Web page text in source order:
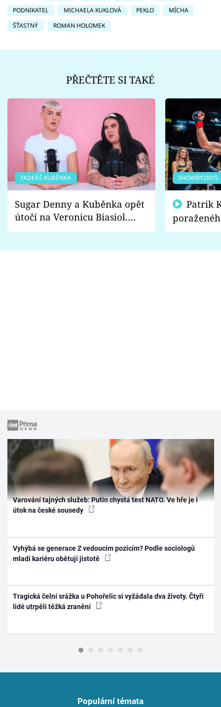
PODNIKATEL
MICHAELA KUKLOVÁ PEKLO
MÍCHA
ŠŤASTNÝ
ROMAN HOLOMEK
PŘEČTĚTE SI TAKÉ
TADEÁŠ KUBĚNKA
Sugar Denny a Kuběnka opět
útočí na Veronicu Biasiol.
Proč je podle nich falešná a
SHOWBYZNYS
fanoušci
Varování tajných služeb: Putin chystá test NATO. Ve hře je i
útok na české sousedy
Vyhýbá se generace Z vedoucím pozicím? Podle sociologů
mladí kariéru obětují jistotě
Tragická čelní srážka u Pohořelic si vyžádala dva životy. Čtyři
lidé utrpěli těžká zranění
Populární témata